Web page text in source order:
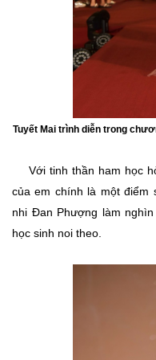
Tuyết Mai trình diễn trong
Với tinh thần ham học
của em chính là một điểm
nhi Đan Phượng làm
học sinh noi theo.